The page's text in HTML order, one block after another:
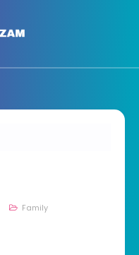
Family